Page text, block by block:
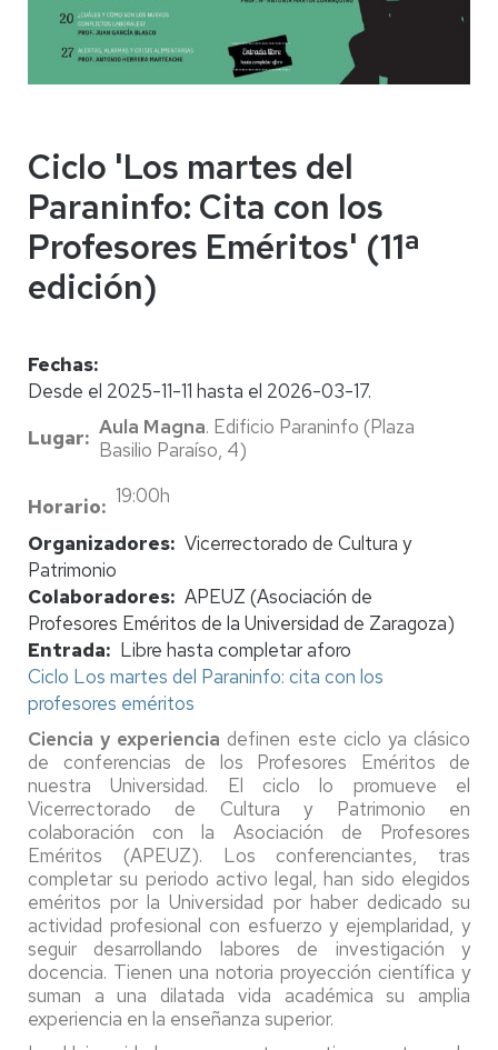
Ciclo 'Los martes del
Paraninfo: Cita con los
Profesores Eméritos' (11ª
edición)
Fechas:
Desde el 2025-11-11 hasta el 2026-03-17.
Lugar
Aula Magna. Edificio Paraninfo (Plaza
Basilio Paraíso, 4)
Horario
19:00h
Organizadores Vicerrectorado de Cultura y
Patrimonio
Colaboradores APEUZ (Asociación de
Profesores Eméritos de la Universidad de Zaragoza)
Entrada
Libre hasta completar aforo
Ciclo Los martes del Paraninfo: cita con los
profesores eméritos
Ciencia y experiencia definen este ciclo ya clásico
de conferencias de los Profesores Eméritos de
nuestra Universidad. El ciclo lo promueve el
Vicerrectorado de Cultura y Patrimonio en
colaboración con la Asociación de Profesores
Eméritos (APEUZ). Los conferenciantes, tras
completar su periodo activo legal, han sido elegidos
eméritos por la Universidad por haber dedicado su
actividad profesional con esfuerzo y ejemplaridad, y
seguir desarrollando labores de investigación y
docencia. Tienen una notoria proyección científica y
suman a una dilatada vida académica su amplia
experiencia en la enseñanza superior.